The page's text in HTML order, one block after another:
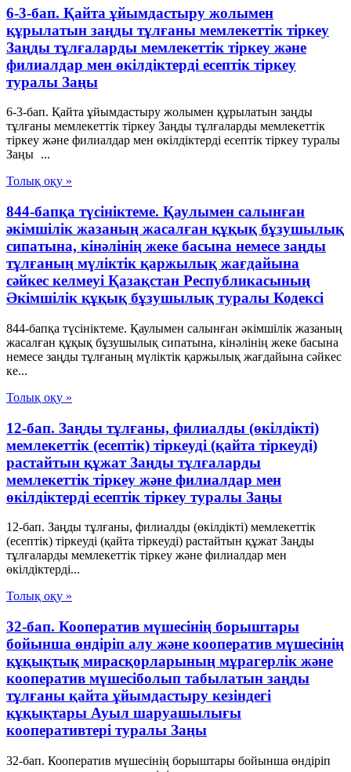
6-3-бап. Қайта ұйымдастыру жолымен
құрылатын заңды тұлғаны мемлекеттік тіркеу
Заңды тұлғаларды мемлекеттік тіркеу және
филиалдар мен өкілдіктерді есептік тіркеу
туралы Заңы
6-3-бап. Қайта ұйымдастыру жолымен құрылатын заңды
тұлғаны мемлекеттік тіркеу Заңды тұлғаларды мемлекеттік
тіркеу және филиалдар мен өкілдіктерді есептік тіркеу туралы
Заңы ...
Толық оқу »
844-бапқа түсініктеме. Қаулымен салынған
әкімшілік жазаның жасалған құқық бұзушылық
сипатына, кінәлінің жеке басына немесе заңды
тұлғаның мүліктік қаржылық жағдайына
сәйкес келмеуі Қазақстан Республикасының
Әкімшілік құқық бұзушылық туралы Кодексі
844-бапқа түсініктеме. Қаулымен салынған әкімшілік жазаның
жасалған құқық бұзушылық сипатына, кінәлінің жеке басына
немесе заңды тұлғаның мүліктік қаржылық жағдайына сәйкес
ке...
Толық оқу »
12-бап. Заңды тұлғаны, филиалды (өкiлдiктi)
мемлекеттiк (есептiк) тiркеуді (қайта тіркеуді)
растайтын құжат Заңды тұлғаларды
мемлекеттік тіркеу және филиалдар мен
өкілдіктерді есептік тіркеу туралы Заңы
12-бап. Заңды тұлғаны, филиалды (өкiлдiктi) мемлекеттiк
(есептiк) тiркеуді (қайта тіркеуді) растайтын құжат Заңды
тұлғаларды мемлекеттік тіркеу және филиалдар мен
өкілдіктерді...
Толық оқу »
32-бап. Кооператив мүшесiнiң борыштары
бойынша өндiрiп алу және кооператив мүшесiнiң
құқықтық мирасқорларының мұрагерлік және
кооператив мүшесiболып табылатын заңды
тұлғаны қайта ұйымдастыру кезiндегi
құқықтары Ауыл шаруашылығы
кооперативтері туралы Заңы
32-бап. Кооператив мүшесiнiң борыштары бойынша өндiрiп